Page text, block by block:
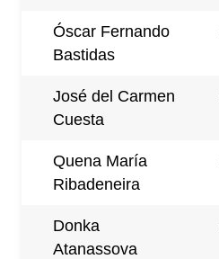
Óscar Fernando
Bastidas
José del Carmen
Cuesta
Quena María
Ribadeneira
Donka
Atanassova